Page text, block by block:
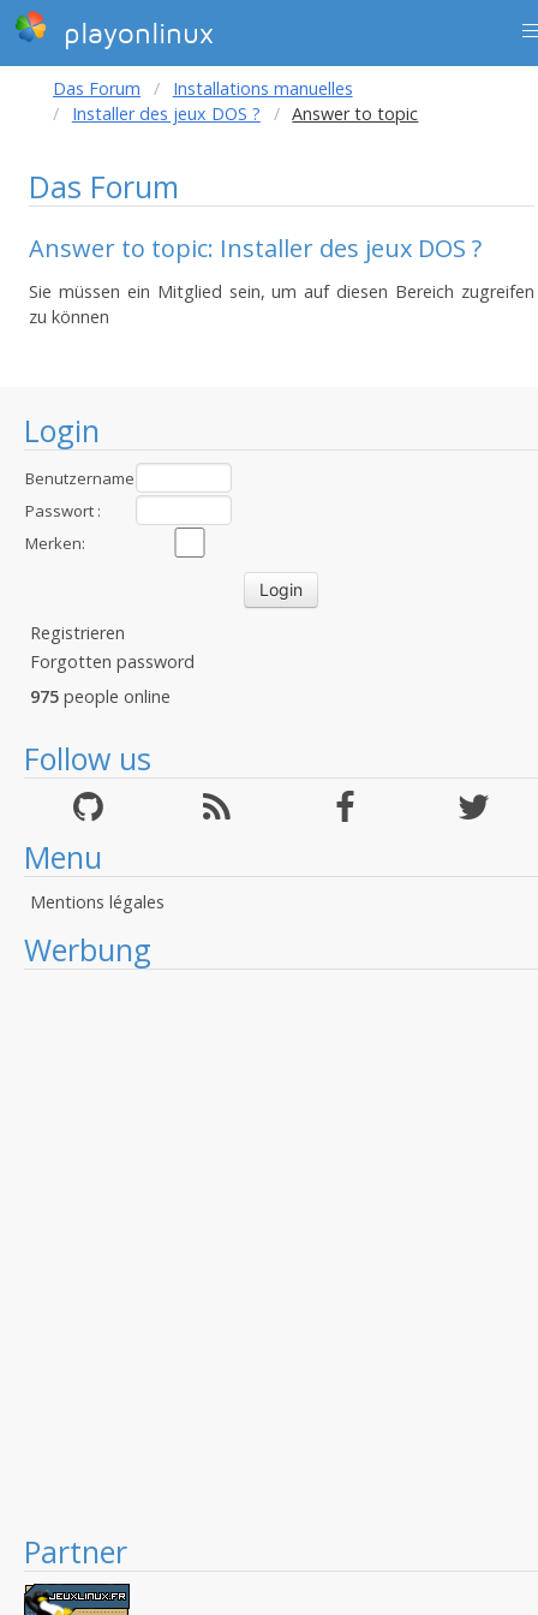
playonlinux
Login
Benutzername
:Passwort :
Merken:
Registrieren
Forgotten password
975 people online
Follow us
Menu
Mentions légales
Werbung
Partner
Das Forum
Installations manuelles
Installer des jeux DOS ?
Answer to topic
Das Forum
Answer to topic: Installer des jeux DOS ?
Sie müssen ein Mitglied sein, um auf diesen Bereich zugreifen
zu können